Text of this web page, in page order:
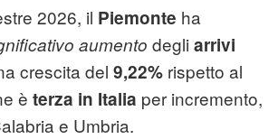
2026, il Piemonte ha
aumento degli arrivi
crescita del 9,22% rispetto al
è terza in Italia per incremento,
e Umbria.